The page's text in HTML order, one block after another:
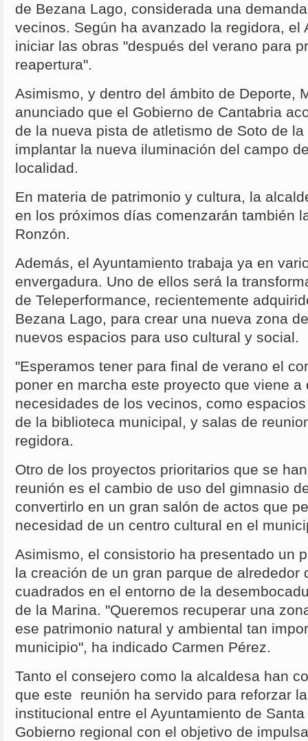
de Bezana Lago, considerada una
vecinos. Según ha avanzado la regidora, el
iniciar las obras "después del verano para
reapertura".
Asimismo, y dentro del ámbito de Deporte,
anunciado que el Gobierno de Cantabria
de la nueva pista de atletismo de Soto de
implantar la nueva iluminación del campo
localidad.
En materia de patrimonio y cultura, la
en los próximos días comenzarán también
Ronzón.
Además, el Ayuntamiento trabaja ya en
envergadura. Uno de ellos será la
de Teleperformance, recientemente
Bezana Lago, para crear una nueva zona
nuevos espacios para uso cultural y social.
"Esperamos tener para final de verano el
poner en marcha este proyecto que viene
necesidades de los vecinos, como
de la biblioteca municipal, y salas de
regidora.
Otro de los proyectos prioritarios que se
reunión es el cambio de uso del gimnasio
convertirlo en un gran salón de actos que
necesidad de un centro cultural en el
Asimismo, el consistorio ha presentado un
la creación de un gran parque de alrededor
cuadrados en el entorno de la
de la Marina. "Queremos recuperar una
ese patrimonio natural y ambiental tan
municipio", ha indicado Carmen Pérez.
Tanto el consejero como la alcaldesa han
que este reunión ha servido para reforzar
institucional entre el Ayuntamiento de
Gobierno regional con el objetivo de